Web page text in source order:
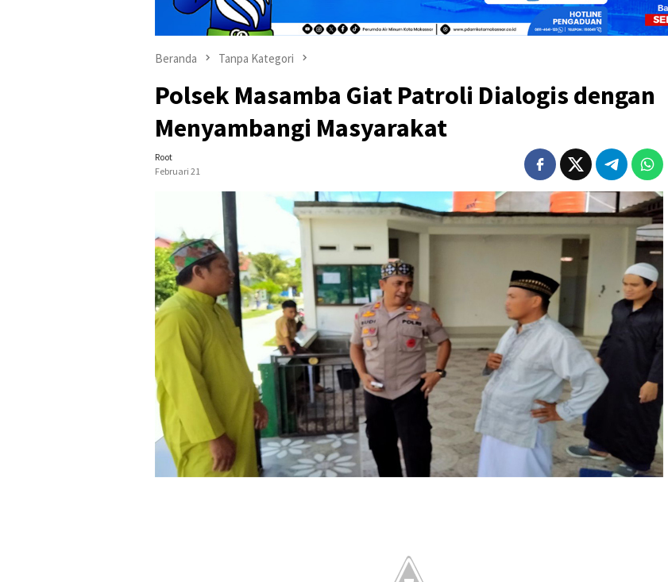
Beranda Tanpa Kategori
Polsek Masamba Giat Patroli Dialogis dengan
Menyambangi Masyarakat
Root
Februari 21